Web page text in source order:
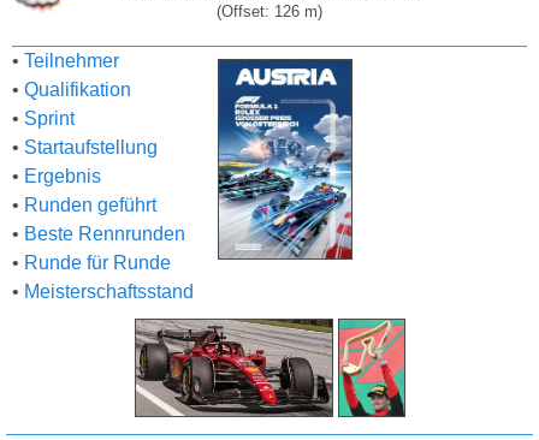
(Offset: 126 m)
• Teilnehmer
• Qualifikation
• Sprint
• Startaufstellung
• Ergebnis
• Runden geführt
• Beste Rennrunden
• Runde für Runde
• Meisterschaftsstand